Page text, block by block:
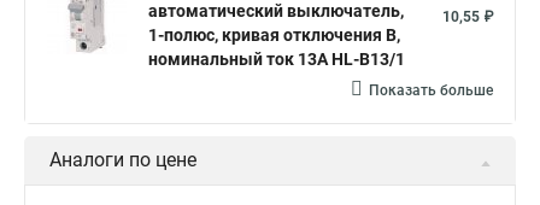
автоматический выключатель,
1-полюс, кривая отключения B,
номинальный ток 13А HL-B13/1
10,55 ₽
Показать больше
Аналоги по цене